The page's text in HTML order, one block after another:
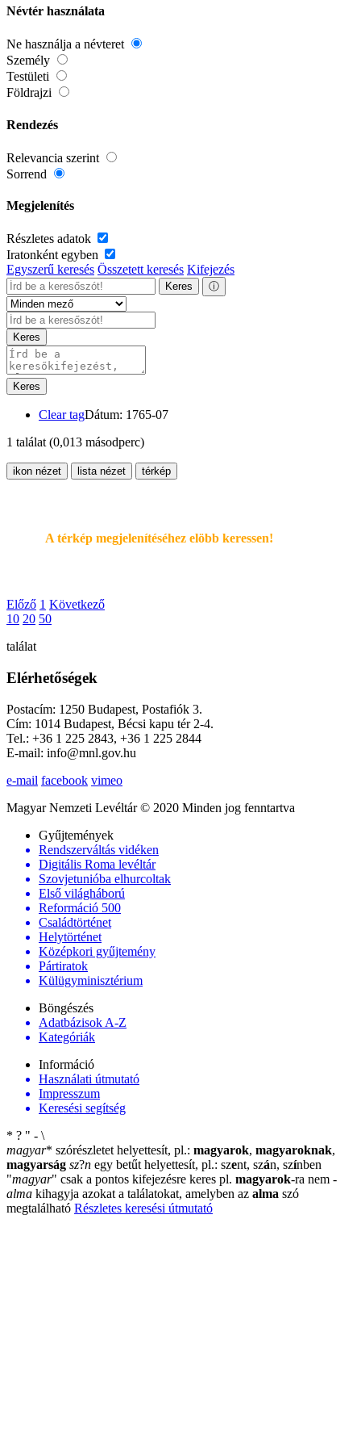
Névtér használata
Ne használja a névteret
Személy
Testületi
Földrajzi
Rendezés
Relevancia szerint
Sorrend
Megjelenítés
Részletes adatok
Iratonként egyben
Egyszerű keresés Összetett keresés Kifejezés
Keres ⓘ
Keres
Keres
Clear tagDátum: 1765-07
1 találat(0,013 másodperc)
ikon nézet lista nézet térkép
A térkép megjelenítéséhez elöbb keressen!
Előző 1 Következő
10 20 50
találat
Elérhetőségek
Postacím: 1250 Budapest, Postafiók 3.
Cím: 1014 Budapest, Bécsi kapu tér 2-4.
Tel.: +36 1 225 2843, +36 1 225 2844
E-mail: info@mnl.gov.hu
e-mail facebook vimeo
Magyar Nemzeti Levéltár © 2020 Minden jog fenntartva
Gyűjtemények
Rendszerváltás vidéken
Digitális Roma levéltár
Szovjetunióba elhurcoltak
Első világháború
Reformáció 500
Családtörténet
Helytörténet
Középkori gyűjtemény
Pártiratok
Külügyminisztérium
Böngészés
Adatbázisok A-Z
Kategóriák
Információ
Használati útmutató
Impresszum
Keresési segítség
* ? " - \
magyar* szórészletet helyettesít, pl.: magyarok, magyaroknak,
magyarság sz?n egy betűt helyettesít, pl.: szent, szán, színben
"magyar" csak a pontos kifejezésre keres pl. magyarok-ra nem -
alma kihagyja azokat a találatokat, amelyben az alma szó
megtalálható Részletes keresési útmutató